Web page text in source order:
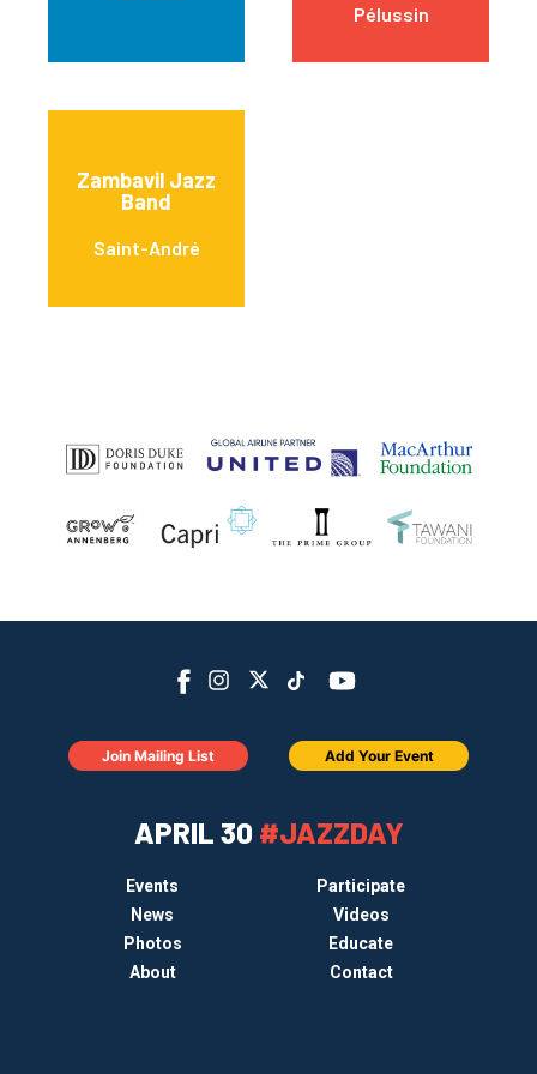
Pélussin
Zambavil Jazz
Band
Saint-André
APRIL 30 #JAZZDAY
Events
Participate
News
Videos
Photos
Educate
About
Contact
Join Mailing List Add Your Event